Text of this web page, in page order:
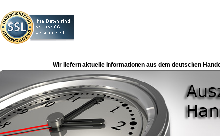
Wir liefern aktuelle Informationen aus dem deutschen